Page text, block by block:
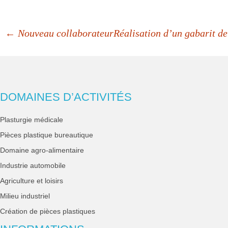
← Nouveau collaborateurRéalisation d’un gabarit
DOMAINES D’ACTIVITÉS
Plasturgie médicale
Pièces plastique bureautique
Domaine agro-alimentaire
Industrie automobile
Agriculture et loisirs
Milieu industriel
Création de pièces plastiques